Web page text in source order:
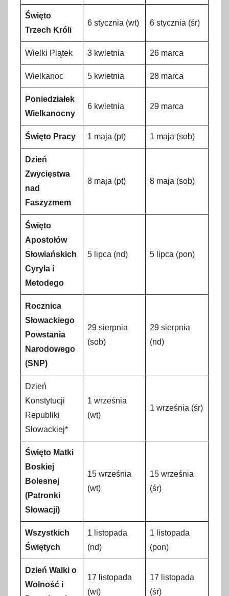
Święto
Trzech Króli
6 stycznia (wt) 6 stycznia (śr)
Wielki Piątek 3 kwietnia 26 marca
Wielkanoc 5 kwietnia 28 marca
Poniedziałek
Wielkanocny
6 kwietnia 29 marca
Święto Pracy 1 maja (pt) 1 maja (sob)
Dzień
Zwycięstwa
nad
Faszyzmem
8 maja (pt) 8 maja (sob)
Święto
Apostołów
Słowiańskich
Cyryla i
Metodego
5 lipca (nd) 5 lipca (pon)
Rocznica
Słowackiego
Powstania
Narodowego
(SNP)
29 sierpnia
(sob)
29 sierpnia
(nd)
Dzień
Konstytucji
Republiki
Słowackiej*
1 września
(wt)
1 września (śr)
Święto Matki
Boskiej
Bolesnej
(Patronki
Słowacji)
15 września
(wt)
15 września
(śr)
Wszystkich
Świętych
1 listopada
(nd)
1 listopada
(pon)
Dzień Walki o
Wolność i
17 listopada
(wt)
17 listopada
(śr)